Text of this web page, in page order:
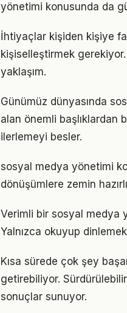
yönetimi konusunda da
İhtiyaçlar kişiden kişiye
kişiselleştirmek
yaklaşım.
Günümüz dünyasında
alan önemli başlıklardan
ilerlemeyi besler.
sosyal medya yönetimi
dönüşümlere zemin
Verimli bir sosyal medya
Yalnızca okuyup
Kısa sürede çok şey
getirebiliyor.
sonuçlar sunuyor.